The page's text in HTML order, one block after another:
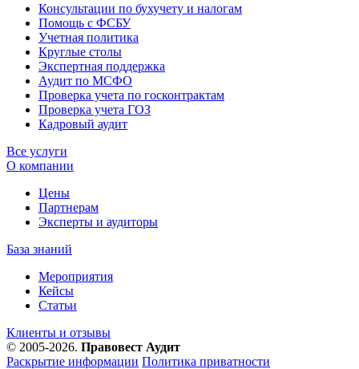
Консультации по бухучету и налогам
Помощь с ФСБУ
Учетная политика
Круглые столы
Экспертная поддержка
Аудит по МСФО
Проверка учета по госконтрактам
Проверка учета ГОЗ
Кадровый аудит
Все услуги
О компании
Цены
Партнерам
Эксперты и аудиторы
База знаний
Мероприятия
Кейсы
Статьи
Клиенты и отзывы
© 2005-2026. Правовест Аудит
Раскрытие информации Политика приватности